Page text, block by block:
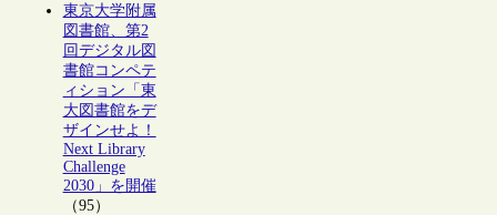
東京大学附属
図書館、第2
回デジタル図
書館コンペテ
ィション「東
大図書館をデ
ザインせよ！
Next Library
Challenge
2030」を開催
（95）